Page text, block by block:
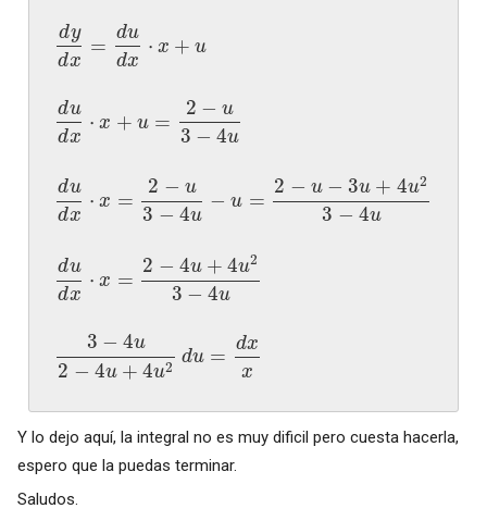
dy
dx = du
dx ⋅x +u
du
dx ⋅x +u = 2− u
3− 4u
du
dx ⋅x = 2 − u
3 −4u − u = 2 − u− 3u+4u2
3 −4u
du
dx ⋅x = 2 −4u+4u2
3−4u
3− 4u
2 −4u+4u2 du = dx
x
Y lo dejo aquí, la integral no es muy dificil pero cuesta hacerla,
espero que la puedas terminar.
Saludos.